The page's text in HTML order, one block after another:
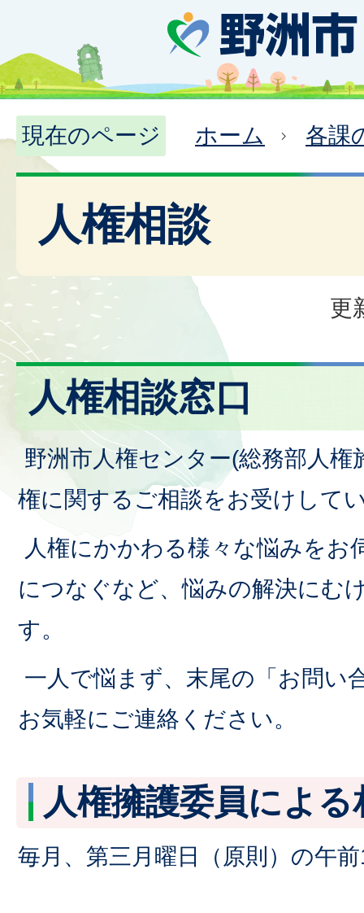
現在のページ ホーム 各課
人権相談
更
人権相談窓口
野洲市人権センター(総務部人権
権に関するご相談をお受けして
人権にかかわる様々な悩みをお
につなぐなど、悩みの解決にむ
す。
一人で悩まず、末尾の「お問い
お気軽にご連絡ください。
人権擁護委員による
毎月、第三月曜日（原則）の午